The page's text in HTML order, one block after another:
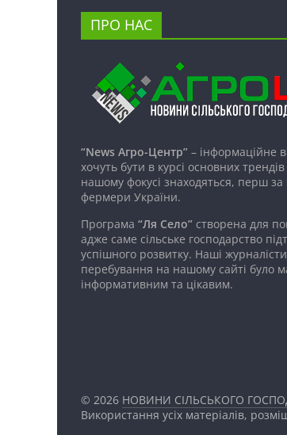
ПРО НАС
“News Агро-Центр” – інформаційне
хочуть бути в курсі основних
нашому фокусі знаходяться, перш за
фермери України.
Програма “Ля Село” створена для
адже саме сільське господарство
успішного розвитку. Наші
перебування на нашому сайті було
інформативним та цікавим.
© 2026 НОВИНИ СІЛЬСЬКОГО
Використання усіх матеріалів,